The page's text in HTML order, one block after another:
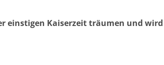
einstigen Kaiserzeit träumen und wird